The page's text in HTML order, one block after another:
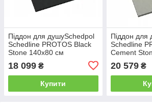
Піддон для душуSchedpol
Schedline PROTOS Black
Stone 140x80 см
18 099 ₴
Купити
Піддон для
Schedline
Cement
20 579₴